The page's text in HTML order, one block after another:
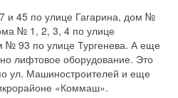
и 45 по улице Гагарина, дом №
№ 1, 2, 3, 4 по улице
№ 93 по улице Тургенева. А еще
лифтовое оборудование. Это
ул. Машиностроителей и еще
«Коммаш».